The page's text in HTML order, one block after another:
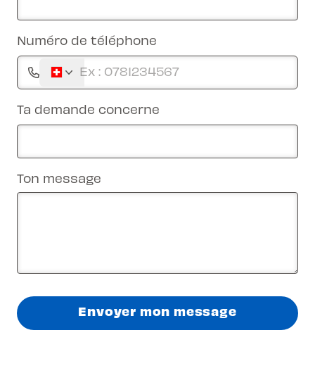
Numéro de téléphone
Ta demande concerne
Ton message
Envoyer mon message